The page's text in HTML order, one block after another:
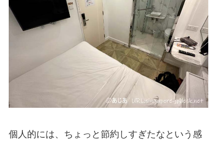
個人的には、ちょっと節約しすぎたなという感